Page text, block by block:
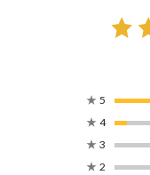
★ 5
★ 4
★ 3
★ 2